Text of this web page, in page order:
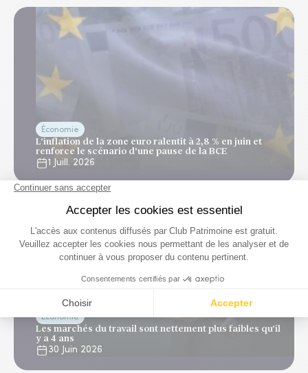
Économie
L'inflation de la zone euro ralentit à 2,8 % en juin et
renforce le scénario d'une pause de la BCE
1 Juill. 2026
Économie
Les marchés du travail sont nettement plus faibles qu'il
y a 4 ans
30 Juin 2026